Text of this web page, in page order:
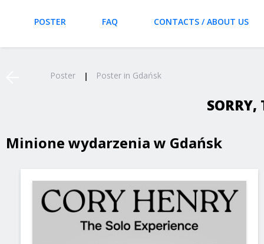
POSTER FAQ CONTACTS / ABOUT US
Poster Poster in Gdańsk
SORRY,
Minione wydarzenia w Gdańsk